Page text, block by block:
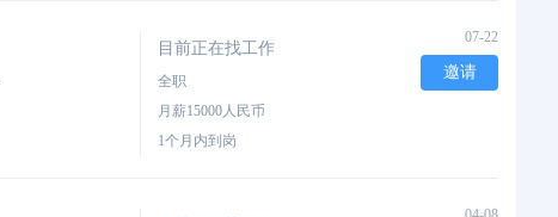
目前正在找工作
全职
月薪15000人民币
1个月内到岗
07-22
邀请